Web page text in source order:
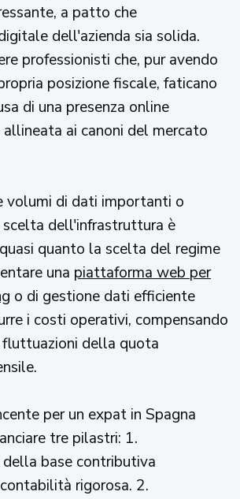
a patto che
dell'azienda sia solida.
professionisti che, pur avendo
posizione fiscale, faticano
di una presenza online
ai canoni del mercato
volumi di dati importanti o
scelta dell'infrastruttura è
quanto la scelta del regime
una piattaforma web per
o di gestione dati efficiente
i costi operativi, compensando
della quota
per un expat in Spagna
tre pilastri: 1.
base contributiva
rigorosa. 2.